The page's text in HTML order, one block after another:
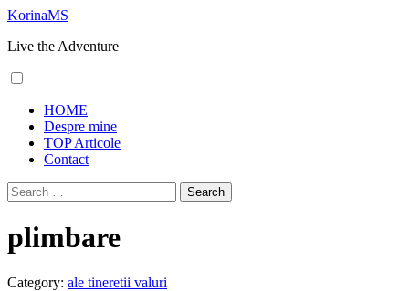
Skip
content
KorinaMS
Live the Adventure
Menu
HOME
Despre mine
TOP Articole
Contact
Search
for:
plimbare
Category: ale tineretii valuri